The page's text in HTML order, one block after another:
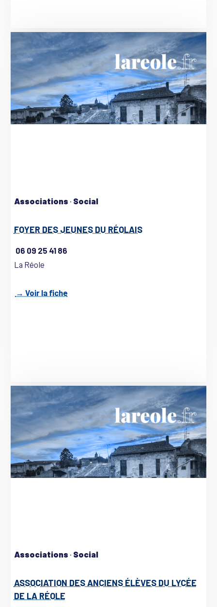
Associations · Social
FOYER DES JEUNES DU RÉOLAIS
06 09 25 41 86
La Réole
→ Voir la fiche
Associations · Social
ASSOCIATION DES ANCIENS ÉLÈVES DU LYCÉE
DE LA RÉOLE